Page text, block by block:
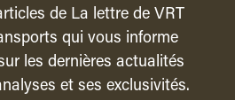
de La lettre de VRT
qui vous informe
les dernières actualités
et ses exclusivités.